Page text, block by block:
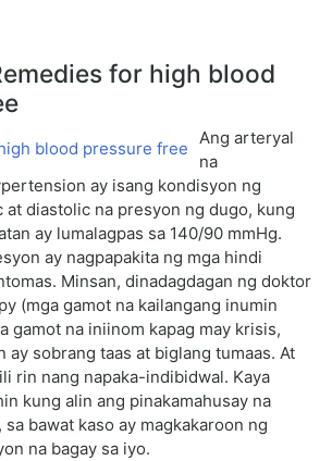
for high blood
Ang arteryal
na
ay isang kondisyon ng
at diastolic na presyon ng dugo, kung
ay lumalagpas sa 140/90 mmHg.
ay nagpapakita ng mga hindi
Minsan, dinadagdagan ng doktor
(mga gamot na kailangang inumin
gamot na iniinom kapag may krisis,
ay sobrang taas at biglang tumaas. At
rin nang napaka-indibidwal. Kaya
kung alin ang pinakamahusay na
bawat kaso ay magkakaroon ng
na bagay sa iyo.